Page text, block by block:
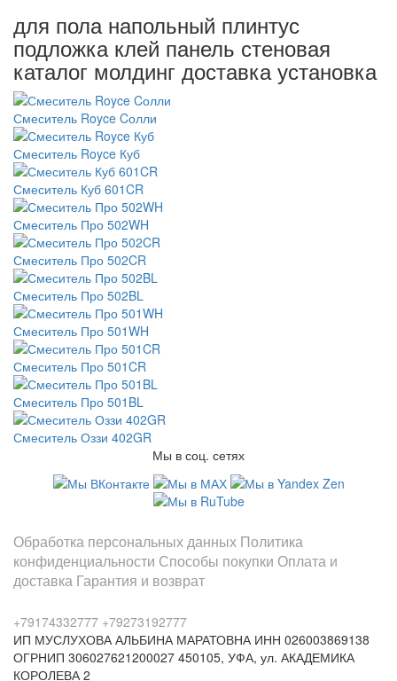
для пола напольный плинтус
подложка клей панель стеновая
каталог молдинг доставка установка
Смеситель Royce Cолли
Смеситель Royce Куб
Смеситель Куб 601CR
Смеситель Про 502WH
Смеситель Про 502CR
Смеситель Про 502BL
Смеситель Про 501WH
Смеситель Про 501CR
Смеситель Про 501BL
Смеситель Оззи 402GR
Мы в соц. сетях
Обработка персональных данных Политика
конфиденциальности Способы покупки Оплата и
доставка Гарантия и возврат
+79174332777 +79273192777
ИП МУСЛУХОВА АЛЬБИНА МАРАТОВНА ИНН 026003869138
ОГРНИП 306027621200027 450105, УФА, ул. АКАДЕМИКА
КОРОЛЕВА 2